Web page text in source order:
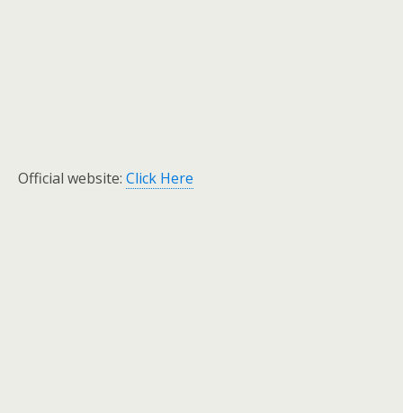
Official website: Click Here